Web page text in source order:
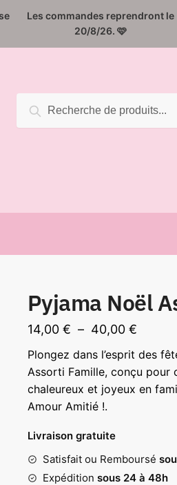
Les commandes reprendront le
20/8/26. 🩷
pour :
Recherche
Pyjama Noël
14,00 € – 40,00 €Plage
de
prix :
14,00
Plongez dans l’esprit des
Assorti Famille, conçu pour
chaleureux et joyeux en
Amour Amitié !.
Livraison gratuite
Satisfait ou Remboursé
Expédition sous 24 à 48h